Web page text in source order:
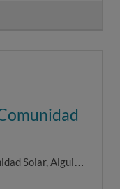
Solar, Alguien
remoto,